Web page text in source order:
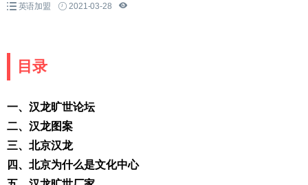
英语加盟 2021-03-28
目录
一、汉龙旷世论坛
二、汉龙图案
三、北京汉龙
四、北京为什么是文化中心